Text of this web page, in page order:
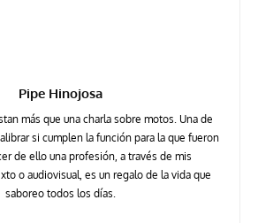
Pipe Hinojosa
más que una charla sobre motos. Una de
si cumplen la función para la que fueron
de ello una profesión, a través de mis
o audiovisual, es un regalo de la vida que
saboreo todos los días.